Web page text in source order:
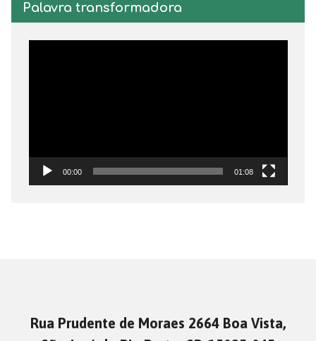
Palavra transformadora
00:00 01:08
Rua Prudente de Moraes 2664 Boa Vista,